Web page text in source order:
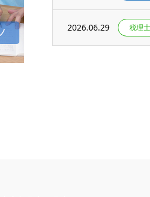
2026.06.29 税理